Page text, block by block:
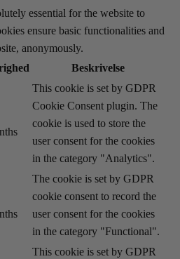
essential for the website to
ensure basic functionalities and
anonymously.
Beskrivelse
This cookie is set by GDPR
Cookie Consent plugin. The
cookie is used to store the
user consent for the cookies
in the category "Analytics".
The cookie is set by GDPR
cookie consent to record the
user consent for the cookies
in the category "Functional".
This cookie is set by GDPR